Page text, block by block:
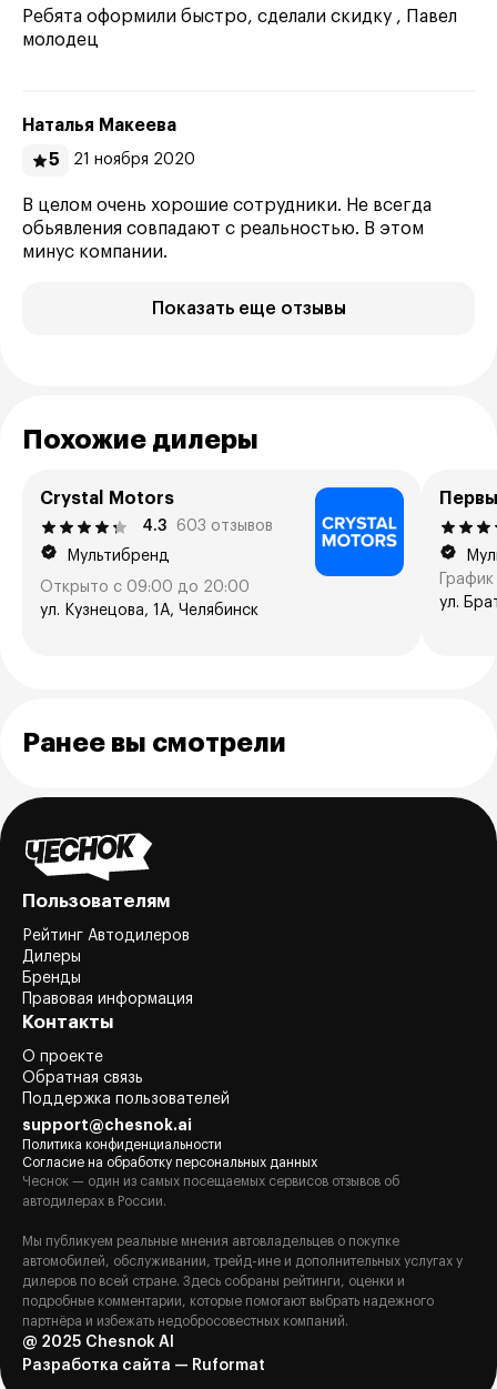
Ребята оформили быстро, сделали скидку , Павел
молодец
Наталья Макеева
5
21 ноября 2020
В целом очень хорошие сотрудники. Не всегда
обьявления совпадают с реальностью. В этом
минус компании.
Показать еще отзывы
Похожие дилеры
Crystal Motors
4.3
603 отзывов
Мультибренд
Открыто с 09:00 до 20:00
ул. Кузнецова, 1А, Челябинск
ул.
Ранее вы смотрели
Пользователям
Рейтинг Автодилеров
Дилеры
Бренды
Правовая информация
Контакты
О проекте
Обратная связь
Поддержка пользователей
support@chesnok.ai
Политика конфиденциальности
Согласие на обработку персональных данных
Чеснок — один из самых посещаемых сервисов отзывов об
автодилерах в России.
Мы публикуем реальные мнения автовладельцев о покупке
автомобилей, обслуживании, трейд-ине и дополнительных услугах у
дилеров по всей стране. Здесь собраны рейтинги, оценки и
подробные комментарии, которые помогают выбрать надежного
партнёра и избежать недобросовестных компаний.
@ 2025 Chesnok AI
Разработка сайта — Ruformat